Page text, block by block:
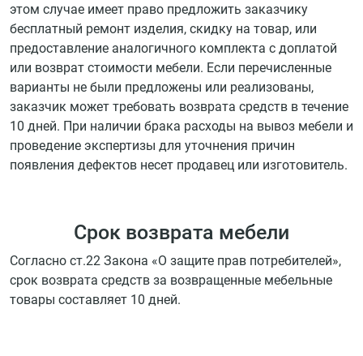
этом случае имеет право предложить заказчику
бесплатный ремонт изделия, скидку на товар, или
предоставление аналогичного комплекта с доплатой
или возврат стоимости мебели. Если перечисленные
варианты не были предложены или реализованы,
заказчик может требовать возврата средств в течение
10 дней. При наличии брака расходы на вывоз мебели и
проведение экспертизы для уточнения причин
появления дефектов несет продавец или изготовитель.
Срок возврата мебели
Согласно ст.22 Закона «О защите прав потребителей»,
срок возврата средств за возвращенные мебельные
товары составляет 10 дней.